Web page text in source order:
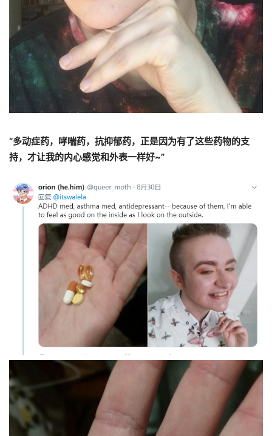
“多动症药，哮喘药，抗抑郁药，正是因为有了这些药物的支
持，才让我的内心感觉和外表一样好~”